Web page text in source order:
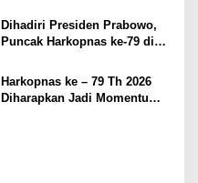
Penguatan Program Makan
Bergizi Gratis
Dihadiri Presiden Prabowo,
Puncak Harkopnas ke-79 di
Gelora Bung Karno (GBK)
Jadi Tonggak Kebangkitan
Ekonomi Rakyat
Harkopnas ke – 79 Th 2026
Diharapkan Jadi Momentum